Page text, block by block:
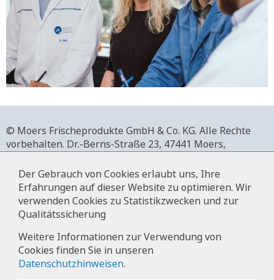
© Moers Frischeprodukte GmbH & Co. KG. Alle Rechte
vorbehalten. Dr.-Berns-Straße 23, 47441 Moers,
+49 2841 911-0,www.moers-frischeprodukte.de
Impressum
Datenschutz
Der Gebrauch von Cookies erlaubt uns, Ihre
Erfahrungen auf dieser Website zu optimieren. Wir
verwenden Cookies zu Statistikzwecken und zur
Qualitätssicherung
Weitere Informationen zur Verwendung von
Cookies finden Sie in unseren
Datenschutzhinweisen.